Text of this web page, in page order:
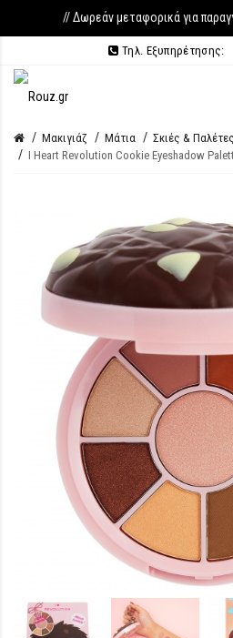
// Δωρεάν μεταφορικά για
Τηλ. Εξυπηρέτησης:
Μακιγιάζ Μάτια
Σκιές &
I Heart Revolution Cookie Eyeshadow